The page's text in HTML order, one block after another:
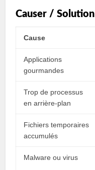
Causer / Solution
Cause
Applications
gourmandes
Trop de processus
en arrière-plan
Fichiers temporaires
accumulés
Malware ou virus